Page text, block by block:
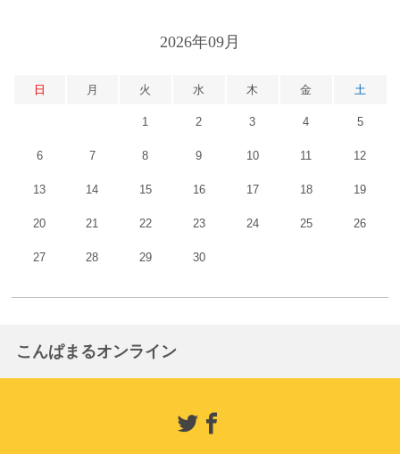
2026年09月
日 月 火 水 木 金 土
1 2 3 4 5
6 7 8 9 10 11 12
13 14 15 16 17 18 19
20 21 22 23 24 25 26
27 28 29 30
こんぱまるオンライン